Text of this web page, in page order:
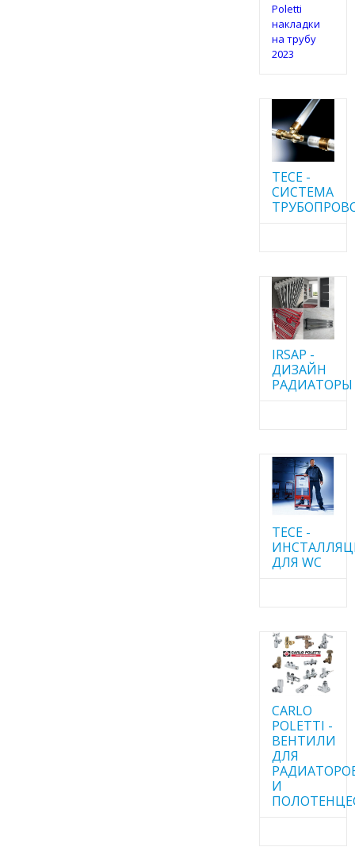
Poletti
накладки
на трубу
2023
TECE -
CИСТЕМА
IRSAP -
ДИЗАЙН
РАДИАТОРЫ
TECE -
ДЛЯ WC
CARLO
POLETTI -
ВЕНТИЛИ
ДЛЯ
И